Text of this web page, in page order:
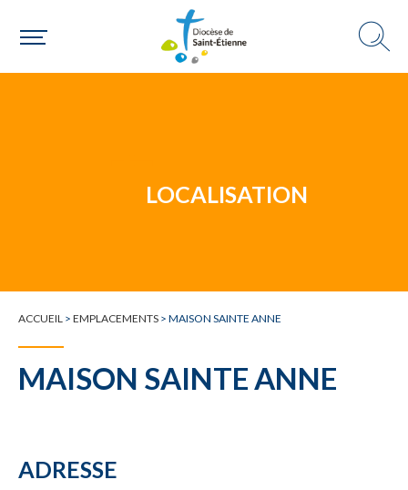
Un mouvement
LOCALISATION
ACCUEIL > EMPLACEMENTS > MAISON SAINTE ANNE
MAISON SAINTE ANNE
ADRESSE